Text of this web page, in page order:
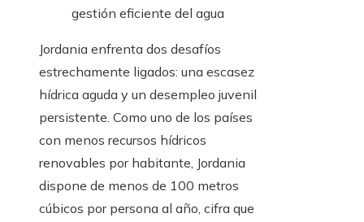
gestión eficiente del agua
Jordania enfrenta dos desafíos
estrechamente ligados: una escasez
hídrica aguda y un desempleo juvenil
persistente. Como uno de los países
con menos recursos hídricos
renovables por habitante, Jordania
dispone de menos de 100 metros
cúbicos por persona al año, cifra que